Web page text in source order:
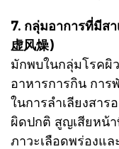
7. กลุ่มอาการที่มีส
虚风燥)
มักพบในกลุ่มโรคผิ
อาหารการกิน กา
ในการลำเลียงสาร
ผิดปกติ สูญเสียหน้
ภาวะเลือดพร่องแ